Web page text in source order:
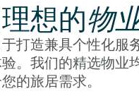
想的物
打造兼具个性化服
。我们的精选物业
的旅居需求。